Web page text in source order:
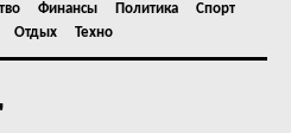
Финансы Политика
Спорт
Отдых Техно